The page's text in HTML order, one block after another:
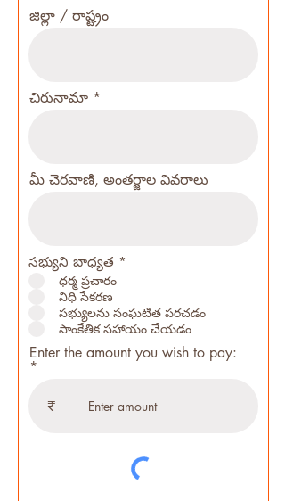
జిల్లా / రాష్ట్రం
చిరునామా
మీ చెరవాణి, అంతర్జాల వివరాలు
సభ్యుని బాధ్యత *
i
r
d
ధర్మ ప్రచారం
నిధి సేకరణ
సభ్యులను సంఘటిత పరచడం
సాంకేతిక సహాయం చేయడం
Enter the amount you wish to pay:
₹